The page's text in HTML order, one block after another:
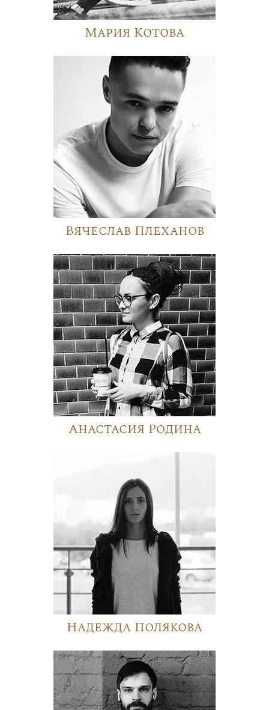
Мария Котова
Вячеслав Плеханов
Анастасия Родина
Надежда Полякова